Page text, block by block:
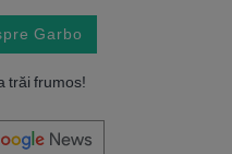
Garbo
trăi frumos!